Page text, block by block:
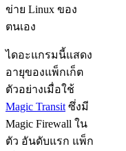
ข่าย Linux ของ
ตนเอง
ไดอะแกรมนี้แสดง
อายุของแพ็กเก็ต
ตัวอย่างเมื่อใช้
Magic Transit ซึ่งมี
Magic Firewall ใน
ตัว อันดับแรก แพ็ก